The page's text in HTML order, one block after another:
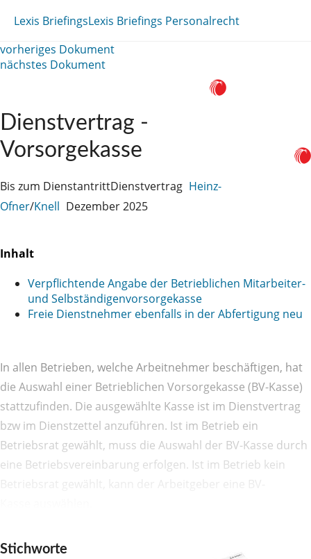
Lexis BriefingsLexis Briefings Personalrecht
vorheriges Dokument
nächstes Dokument
Dienstvertrag -
Vorsorgekasse
Bis zum DienstantrittDienstvertrag Heinz-
Ofner/Knell Dezember 2025
Inhalt
Verpflichtende Angabe der Betrieblichen Mitarbeiter-
und Selbständigenvorsorgekasse
Freie Dienstnehmer ebenfalls in der Abfertigung neu
In allen Betrieben, welche Arbeitnehmer beschäftigen, hat
die Auswahl einer Betrieblichen Vorsorgekasse (BV-Kasse)
stattzufinden. Die ausgewählte Kasse ist im Dienstvertrag
bzw im Dienstzettel anzuführen. Ist im Betrieb ein
Betriebsrat gewählt, muss die Auswahl der BV-Kasse durch
eine Betriebsvereinbarung erfolgen. Ist im Betrieb kein
Stichworte